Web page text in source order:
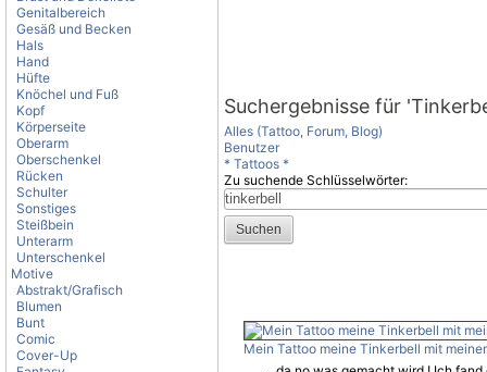
Genitalbereich
Gesäß und Becken
Hals
Hand
Hüfte
Knöchel und Fuß
Kopf
Körperseite
Oberarm
Oberschenkel
Rücken
Schulter
Sonstiges
Steißbein
Unterarm
Unterschenkel
Motive
Abstrakt/Grafisch
Blumen
Bunt
Comic
Cover-Up
Suchergebnisse für
Alles (Tattoo, Forum, Blog)
Benutzer
* Tattoos *
Zu suchende Schlüsselwörter:
Mein Tattoo meine Tinkerbell mit